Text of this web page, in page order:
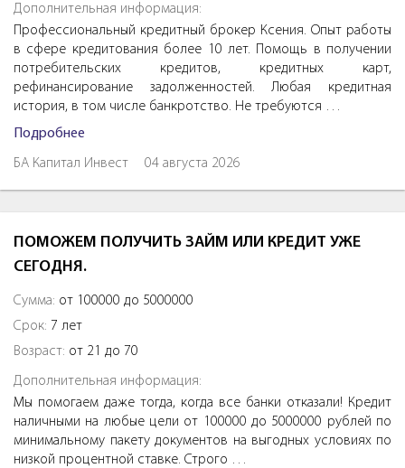
Дополнительная информация:
Профессиональный кредитный брокер Ксения. Опыт работы
в сфере кредитования более 10 лет. Помощь в получении
потребительских кредитов, кредитных карт,
рефинансирование задолженностей. Любая кредитная
история, в том числе банкротство. Не требуются …
Подробнее
БА Капитал Инвест 04 августа 2026
ПОМОЖЕМ ПОЛУЧИТЬ ЗАЙМ ИЛИ КРЕДИТ УЖЕ
СЕГОДНЯ.
Сумма: от 100000 до 5000000
Срок: 7 лет
Возраст: от 21 до 70
Дополнительная информация:
Мы помогаем даже тогда, когда все банки отказали! Кредит
наличными на любые цели от 100000 до 5000000 рублей по
минимальному пакету документов на выгодных условиях по
низкой процентной ставке. Строго …